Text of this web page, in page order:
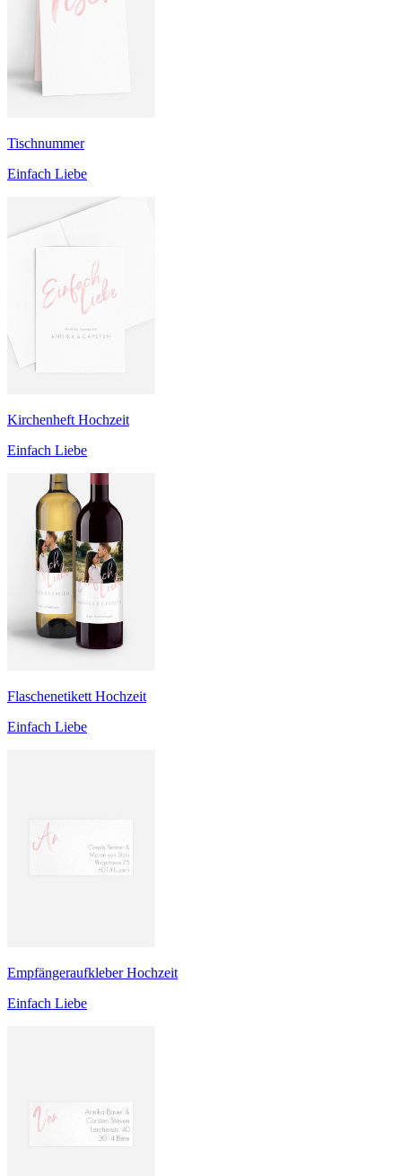
Tischnummer
Einfach Liebe
Kirchenheft Hochzeit
Einfach Liebe
Flaschenetikett Hochzeit
Einfach Liebe
Empfängeraufkleber Hochzeit
Einfach Liebe